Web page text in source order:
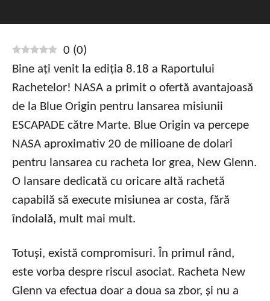
0 (0)
Bine ați venit la ediția 8.18 a Raportului
Rachetelor! NASA a primit o ofertă avantajoasă
de la Blue Origin pentru lansarea misiunii
ESCAPADE către Marte. Blue Origin va percepe
NASA aproximativ 20 de milioane de dolari
pentru lansarea cu racheta lor grea, New Glenn.
O lansare dedicată cu oricare altă rachetă
capabilă să execute misiunea ar costa, fără
îndoială, mult mai mult.
Totuși, există compromisuri. În primul rând,
este vorba despre riscul asociat. Racheta New
Glenn va efectua doar a doua sa zbor, și nu a